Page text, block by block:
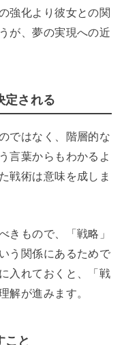
強化より彼女との関
が、夢の実現への近
定される
ではなく、階層的な
言葉からもわかるよ
戦術は意味を成しま
きもので、「戦略」
う関係にあるためで
入れておくと、「戦
解が進みます。
こと